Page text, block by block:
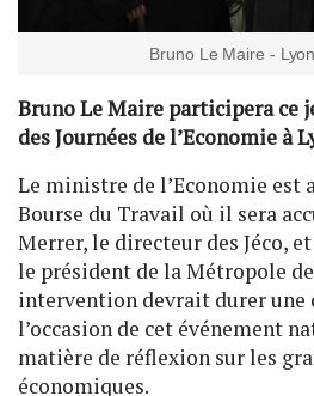
Bruno Le Maire -
Bruno Le Maire participera ce
des Journées de l’Economie à
Le ministre de l’Economie est
Bourse du Travail où il sera
Merrer, le directeur des Jéco,
le président de la Métropole
intervention devrait durer une
l’occasion de cet événement
matière de réflexion sur les
économiques.